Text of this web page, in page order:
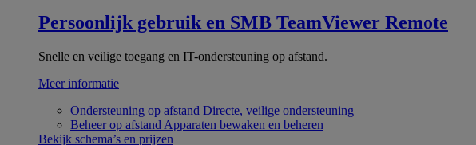
Persoonlijk gebruik en SMB TeamViewer Remote
Snelle en veilige toegang en IT-ondersteuning op afstand.
Meer informatie
Ondersteuning op afstand Directe, veilige ondersteuning
Beheer op afstand Apparaten bewaken en beheren
Bekijk schema’s en prijzen